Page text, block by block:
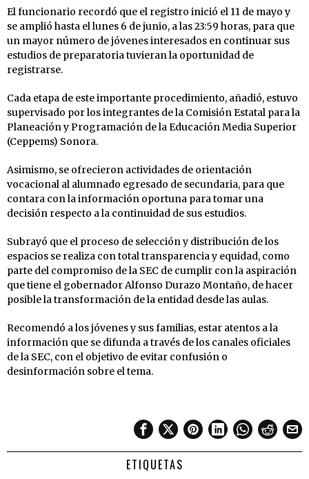
El funcionario recordó que el registro inició el 11 de mayo y
se amplió hasta el lunes 6 de junio, a las 23:59 horas, para que
un mayor número de jóvenes interesados en continuar sus
estudios de preparatoria tuvieran la oportunidad de
registrarse.
Cada etapa de este importante procedimiento, añadió, estuvo
supervisado por los integrantes de la Comisión Estatal para la
Planeación y Programación de la Educación Media Superior
(Ceppems) Sonora.
Asimismo, se ofrecieron actividades de orientación
vocacional al alumnado egresado de secundaria, para que
contara con la información oportuna para tomar una
decisión respecto a la continuidad de sus estudios.
Subrayó que el proceso de selección y distribución de los
espacios se realiza con total transparencia y equidad, como
parte del compromiso de la SEC de cumplir con la aspiración
que tiene el gobernador Alfonso Durazo Montaño, de hacer
posible la transformación de la entidad desde las aulas.
Recomendó a los jóvenes y sus familias, estar atentos a la
información que se difunda a través de los canales oficiales
de la SEC, con el objetivo de evitar confusión o
desinformación sobre el tema.
ETIQUETAS